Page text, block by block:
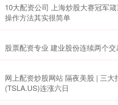
10大配资公司 上海炒股大赛冠军
操作方法其实很简单
股票配资专业 建业股份连续两个
网上配资炒股网站 隔夜美股 | 三大
(TSLA.US)连涨六日